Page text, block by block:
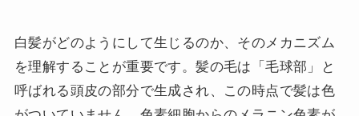
白髪がどのようにして生じるのか、そのメカニズム
を理解することが重要です。髪の毛は「毛球部」と
呼ばれる頭皮の部分で生成され、この時点で髪は色